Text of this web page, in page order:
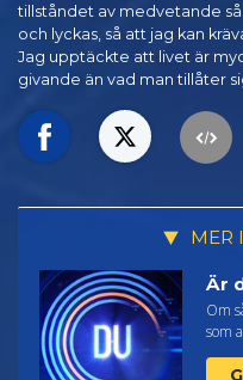
tillståndet av medvetande
och lyckas, så att jag kan
Jag upptäckte att livet är
givande än vad man tillåter
MER
Är
Om
som